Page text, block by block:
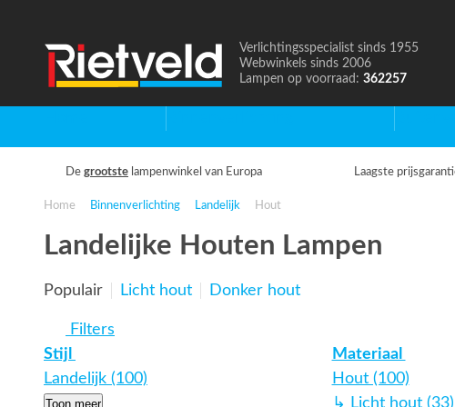
Naar
de
Verlichtingsspecialist sinds 1955
Webwinkels sinds 2006
Lampen op voorraad: 362257
De grootste lampenwinkel van Europa Laagste
Home Binnenverlichting Landelijk Hout
Landelijke Houten Lampen
Populair Licht hout Donker hout
Filters
Stijl
Landelijk (100)
Toon meer
Materiaal
Hout (100)
↳ Licht hout (33)